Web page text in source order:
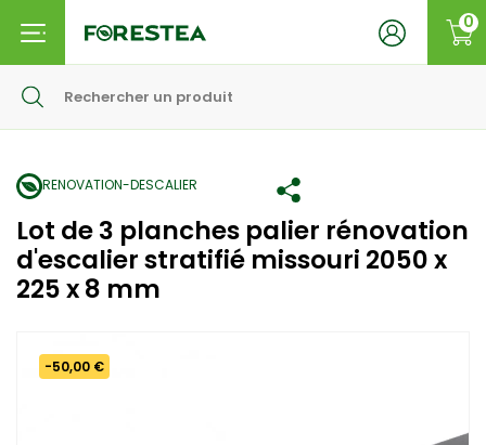
0
RENOVATION-DESCALIER
Lot de 3 planches palier rénovation
d'escalier stratifié missouri 2050 x
225 x 8 mm
-50,00 €